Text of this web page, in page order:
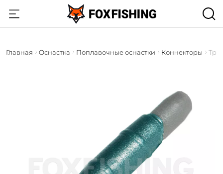
Главная Оснастка Поплавочные оснастки Коннекторы Три